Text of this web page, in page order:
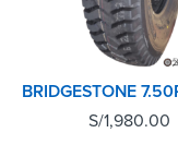
S/1,980.00